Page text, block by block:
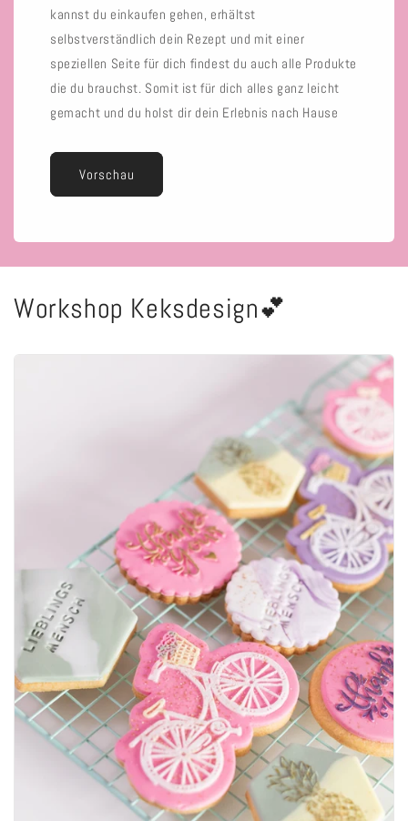
kannst du einkaufen gehen, erhältst
selbstverständlich dein Rezept und mit einer
speziellen Seite für dich findest du auch alle Produkte
die du brauchst. Somit ist für dich alles ganz leicht
gemacht und du holst dir dein Erlebnis nach Hause
Vorschau
Workshop Keksdesign💕